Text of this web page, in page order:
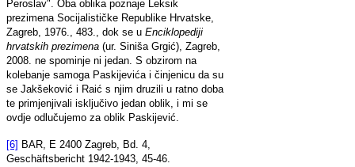
Peroslav". Oba oblika poznaje Leksik
prezimena Socijalističke Republike Hrvatske,
Zagreb, 1976., 483., dok se u Enciklopediji
hrvatskih prezimena (ur. Siniša Grgić), Zagreb,
2008. ne spominje ni jedan. S obzirom na
kolebanje samoga Paskijevića i činjenicu da su
se Jakšeković i Raić s njim druzili u ratno doba
te primjenjivali isključivo jedan oblik, i mi se
ovdje odlučujemo za oblik Paskijević.
[6] BAR, E 2400 Zagreb, Bd. 4,
Geschäftsbericht 1942-1943, 45-46.